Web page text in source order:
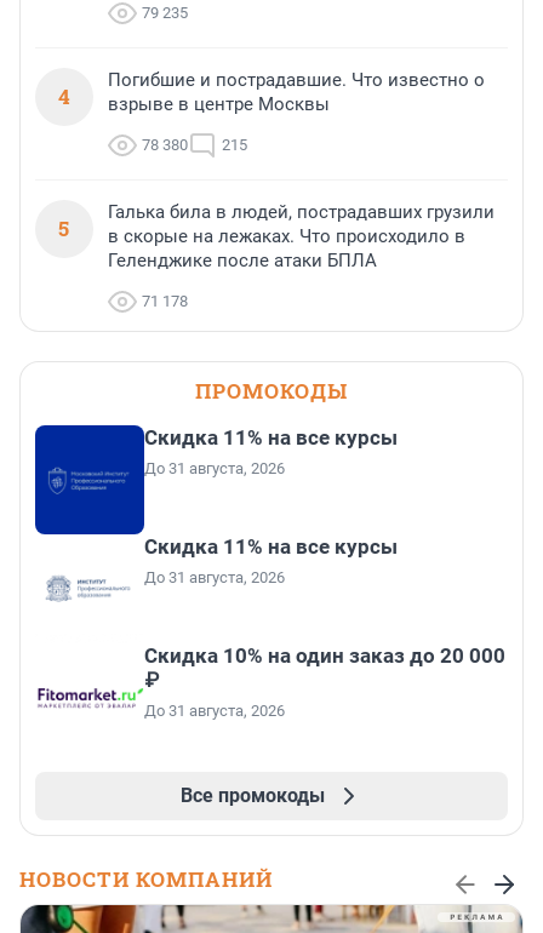
79 235
4
Погибшие и пострадавшие. Что известно о
взрыве в центре Москвы
78 380 215
5
Галька била в людей, пострадавших грузили
в скорые на лежаках. Что происходило в
Геленджике после атаки БПЛА
71 178
ПРОМОКОДЫ
Скидка 11% на все курсы
До 31 августа, 2026
Скидка 11% на все курсы
До 31 августа, 2026
Скидка 10% на один заказ до 20 000
₽
До 31 августа, 2026
Все промокоды
НОВОСТИ КОМПАНИЙ